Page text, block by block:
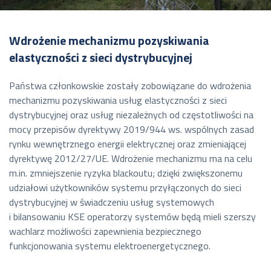
Wdrożenie mechanizmu pozyskiwania
elastyczności z sieci dystrybucyjnej
Państwa członkowskie zostały zobowiązane do wdrożenia
mechanizmu pozyskiwania usług elastyczności z sieci
dystrybucyjnej oraz usług niezależnych od częstotliwości na
mocy przepisów dyrektywy 2019/944 ws. wspólnych zasad
rynku wewnętrznego energii elektrycznej oraz zmieniającej
dyrektywę 2012/27/UE. Wdrożenie mechanizmu ma na celu
m.in. zmniejszenie ryzyka blackoutu; dzięki zwiększonemu
udziałowi użytkowników systemu przyłączonych do sieci
dystrybucyjnej w świadczeniu usług systemowych
i bilansowaniu KSE operatorzy systemów będą mieli szerszy
wachlarz możliwości zapewnienia bezpiecznego
funkcjonowania systemu elektroenergetycznego.